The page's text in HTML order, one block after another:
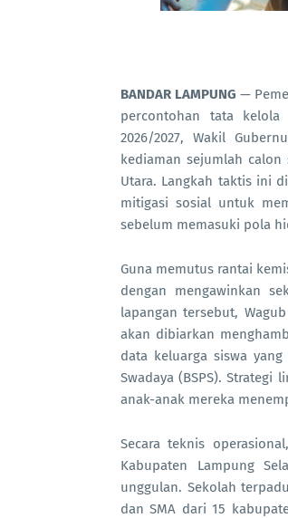
BANDAR LAMPUNG —
percontohan tata
2026/2027, Wakil
kediaman sejumlah calon
Utara. Langkah taktis ini
mitigasi sosial untuk
sebelum memasuki pola
Guna memutus rantai
dengan mengawinkan
lapangan tersebut,
akan dibiarkan
data keluarga siswa
Swadaya (BSPS).
anak-anak mereka
Secara teknis
Kabupaten Lampung
unggulan. Sekolah
dan SMA dari 15